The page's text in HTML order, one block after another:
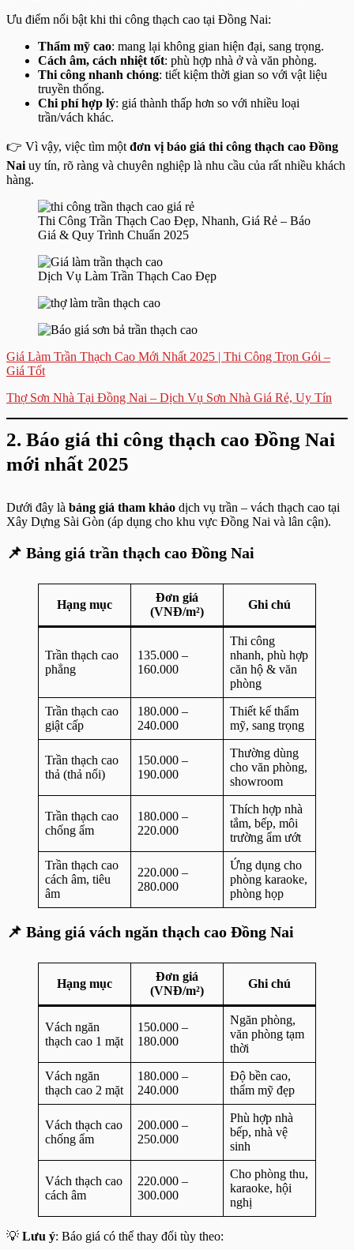
Ưu điểm nổi bật khi thi công thạch cao tại Đồng Nai:
Thẩm mỹ cao: mang lại không gian hiện đại, sang trọng.
Cách âm, cách nhiệt tốt: phù hợp nhà ở và văn phòng.
Thi công nhanh chóng: tiết kiệm thời gian so với vật liệu
truyền thống.
Chi phí hợp lý: giá thành thấp hơn so với nhiều loại
trần/vách khác.
👉 Vì vậy, việc tìm một đơn vị báo giá thi công thạch cao Đồng
Nai uy tín, rõ ràng và chuyên nghiệp là nhu cầu của rất nhiều khách
hàng.
Thi Công Trần Thạch Cao Đẹp, Nhanh, Giá Rẻ – Báo
Giá & Quy Trình Chuẩn 2025
Dịch Vụ Làm Trần Thạch Cao Đẹp
Giá Làm Trần Thạch Cao Mới Nhất 2025 | Thi Công Trọn Gói –
Giá Tốt
Thợ Sơn Nhà Tại Đồng Nai – Dịch Vụ Sơn Nhà Giá Rẻ, Uy Tín
2. Báo giá thi công thạch cao Đồng Nai
mới nhất 2025
Dưới đây là bảng giá tham khảo dịch vụ trần – vách thạch cao tại
Xây Dựng Sài Gòn (áp dụng cho khu vực Đồng Nai và lân cận).
📌 Bảng giá trần thạch cao Đồng Nai
Hạng mục
Đơn giá
(VNĐ/m²)
Ghi chú
Trần thạch cao
phẳng
135.000 –
160.000
Thi công
nhanh, phù hợp
căn hộ & văn
phòng
Trần thạch cao
giật cấp
180.000 –
240.000
Thiết kế thẩm
mỹ, sang trọng
Trần thạch cao
thả (thả nổi)
150.000 –
190.000
Thường dùng
cho văn phòng,
showroom
Trần thạch cao
chống ẩm
180.000 –
220.000
Thích hợp nhà
tắm, bếp, môi
trường ẩm ướt
Trần thạch cao
cách âm, tiêu
âm
220.000 –
280.000
Ứng dụng cho
phòng karaoke,
phòng họp
📌 Bảng giá vách ngăn thạch cao Đồng Nai
Hạng mục
Đơn giá
(VNĐ/m²)
Ghi chú
Vách ngăn
thạch cao 1 mặt
150.000 –
180.000
Ngăn phòng,
văn phòng tạm
thời
Vách ngăn
thạch cao 2 mặt
180.000 –
240.000
Độ bền cao,
thẩm mỹ đẹp
Vách thạch cao
chống ẩm
200.000 –
250.000
Phù hợp nhà
bếp, nhà vệ
sinh
Vách thạch cao
cách âm
220.000 –
300.000
Cho phòng thu,
karaoke, hội
nghị
💡 Lưu ý: Báo giá có thể thay đổi tùy theo: